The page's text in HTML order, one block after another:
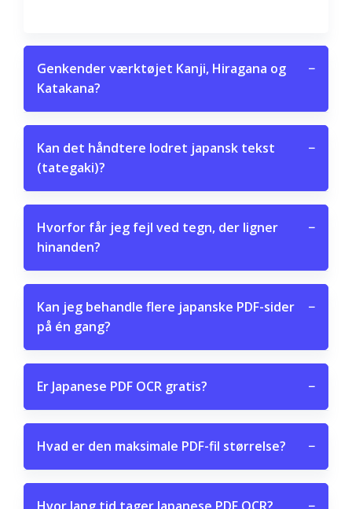
Genkender værktøjet Kanji, Hiragana og
Katakana?
−
Kan det håndtere lodret japansk tekst
(tategaki)?
−
Hvorfor får jeg fejl ved tegn, der ligner
hinanden?
−
Kan jeg behandle flere japanske PDF-sider
på én gang?
−
Er Japanese PDF OCR gratis? −
Hvad er den maksimale PDF-fil størrelse? −